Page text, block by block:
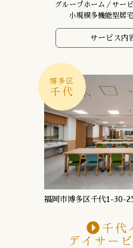
グループホーム／サー
小規模多機能型居
サービス内
福岡市博多区千代1-30-
博多区
千代
千代
デイサー